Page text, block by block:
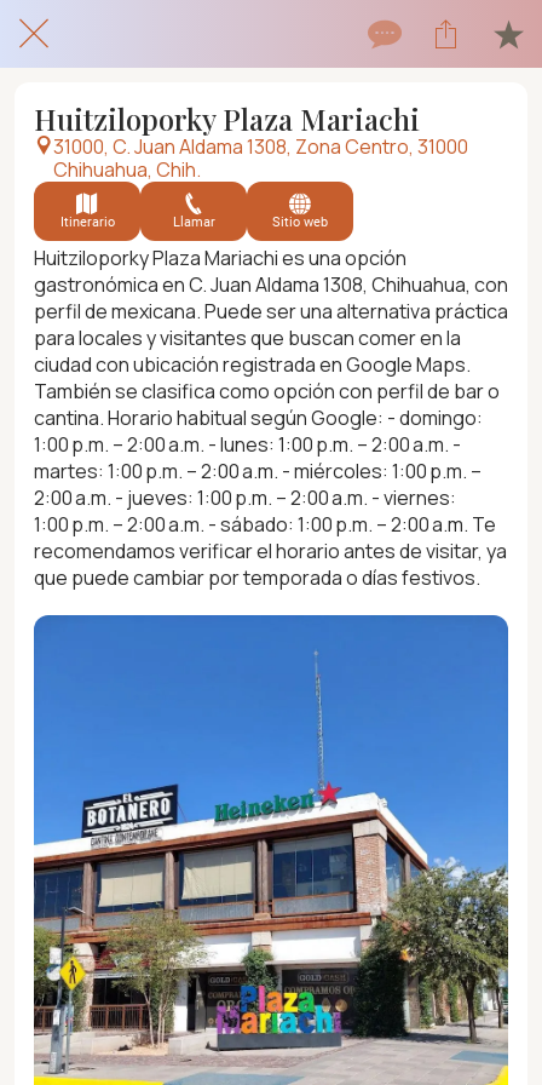
Huitziloporky Plaza Mariachi
31000, C. Juan Aldama 1308, Zona Centro, 31000
Chihuahua, Chih.
Itinerario Llamar Sitio web
Huitziloporky Plaza Mariachi es una opción
gastronómica en C. Juan Aldama 1308, Chihuahua, con
perfil de mexicana. Puede ser una alternativa práctica
para locales y visitantes que buscan comer en la
ciudad con ubicación registrada en Google Maps.
También se clasifica como opción con perfil de bar o
cantina. Horario habitual según Google: - domingo:
1:00 p.m. – 2:00 a.m. - lunes: 1:00 p.m. – 2:00 a.m. -
martes: 1:00 p.m. – 2:00 a.m. - miércoles: 1:00 p.m. –
2:00 a.m. - jueves: 1:00 p.m. – 2:00 a.m. - viernes:
1:00 p.m. – 2:00 a.m. - sábado: 1:00 p.m. – 2:00 a.m. Te
recomendamos verificar el horario antes de visitar, ya
que puede cambiar por temporada o días festivos.